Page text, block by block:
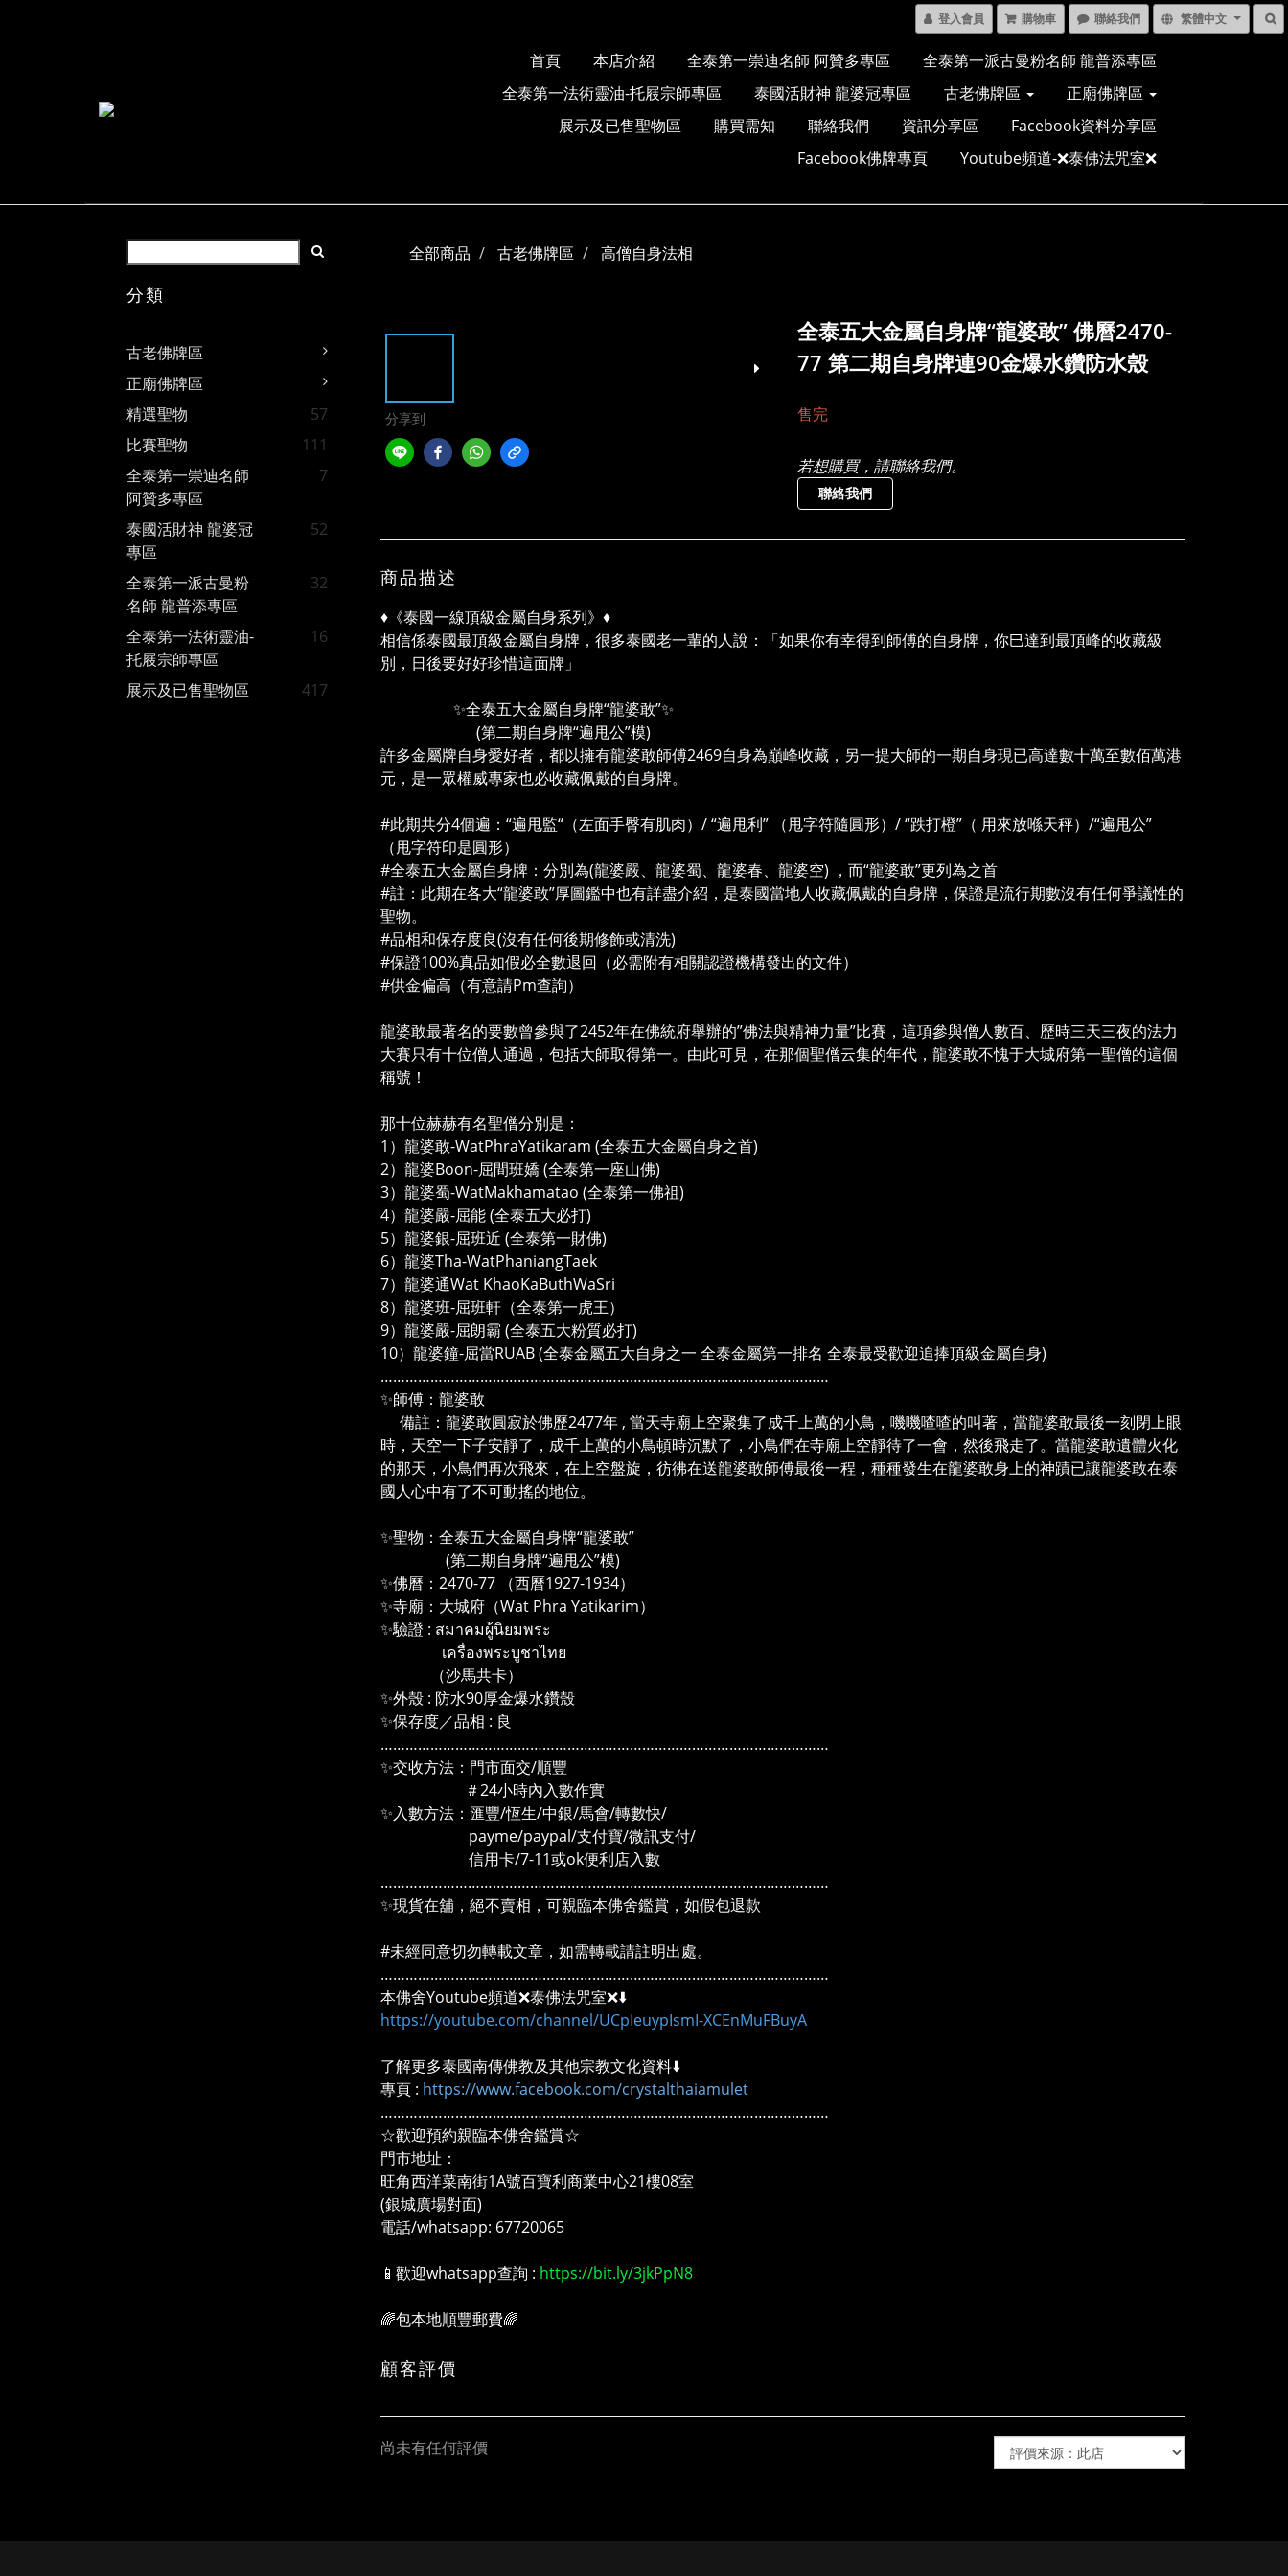
登入會員 購物車 聯絡我們 繁體中文
首頁 本店介紹 全泰第一崇迪名師 阿贊多專區
全泰第一派古曼粉名師 龍普添專區
全泰第一法術靈油-托屐宗師專區
泰國活財神 龍婆冠專區 古老佛牌區
正廟佛牌區
展示及已售聖物區
購買需知 聯絡我們 資訊分享區
Facebook資料分享區
Facebook佛牌專頁
Youtube頻道-❌泰佛法咒室❌
分類
古老佛牌區
正廟佛牌區
精選聖物
57
比賽聖物
111
全泰第一崇迪名師
阿贊多專區
7
泰國活財神 龍婆冠
專區
52
全泰第一派古曼粉
名師 龍普添專區
32
全泰第一法術靈油-
托屐宗師專區
16
展示及已售聖物區 417
全部商品 古老佛牌區 高僧自身法相
分享到
全泰五大金屬自身牌“龍婆敢” 佛曆2470-
77 第二期自身牌連90金爆水鑽防水殼
售完
若想購買，請聯絡我們。
聯絡我們
商品描述
♦️《泰國一線頂級金屬自身系列》♦️
相信係泰國最頂級金屬自身牌，很多泰國老一輩的人說：「如果你有幸得到師傅的自身牌，你巳達到最頂峰的收藏級
別，日後要好好珍惜這面牌」
✨全泰五大金屬自身牌“龍婆敢”✨
(第二期自身牌“遍甩公”模)
許多金屬牌自身愛好者，都以擁有龍婆敢師傅2469自身為巔峰收藏，另一提大師的一期自身現已高達數十萬至數佰萬港
元，是一眾權威專家也必收藏佩戴的自身牌。
#此期共分4個遍：“遍甩監“（左面手臀有肌肉）/ “遍甩利” （甩字符隨圓形）/ “跌打橙”（ 用來放喺天秤）/“遍甩公”
（甩字符印是圓形）
#全泰五大金屬自身牌：分別為(龍婆嚴、龍婆蜀、龍婆春、龍婆空) ，而“龍婆敢”更列為之首
#註：此期在各大“龍婆敢”厚圖鑑中也有詳盡介紹，是泰國當地人收藏佩戴的自身牌，保證是流行期數沒有任何爭議性的
聖物。
#品相和保存度良(沒有任何後期修飾或清洗)
#保證100%真品如假必全數退回（必需附有相關認證機構發出的文件）
#供金偏高（有意請Pm查詢）
龍婆敢最著名的要數曾參與了2452年在佛統府舉辦的”佛法與精神力量”比賽，這項參與僧人數百、歷時三天三夜的法力
大賽只有十位僧人通過，包括大師取得第一。由此可見，在那個聖僧云集的年代，龍婆敢不愧于大城府第一聖僧的這個
稱號！
那十位赫赫有名聖僧分別是：
1）龍婆敢-WatPhraYatikaram (全泰五大金屬自身之首)
2）龍婆Boon-屈間班嬌 (全泰第一座山佛)
3）龍婆蜀-WatMakhamatao (全泰第一佛祖)
4）龍婆嚴-屈能 (全泰五大必打)
5）龍婆銀-屈班近 (全泰第一財佛)
6）龍婆Tha-WatPhaniangTaek
7）龍婆通Wat KhaoKaButhWaSri
8）龍婆班-屈班軒（全泰第一虎王）
9）龍婆嚴-屈朗霸 (全泰五大粉質必打)
10）龍婆鐘-屈當RUAB (全泰金屬五大自身之一 全泰金屬第一排名 全泰最受歡迎追捧頂級金屬自身)
………………………………………………………………………………………………
✨師傅：龍婆敢
備註：龍婆敢圓寂於佛歷2477年 , 當天寺廟上空聚集了成千上萬的小鳥，嘰嘰喳喳的叫著，當龍婆敢最後一刻閉上眼
時，天空一下子安靜了，成千上萬的小鳥頓時沉默了，小鳥們在寺廟上空靜待了一會，然後飛走了。當龍婆敢遺體火化
的那天，小鳥們再次飛來，在上空盤旋，彷彿在送龍婆敢師傅最後一程，種種發生在龍婆敢身上的神蹟已讓龍婆敢在泰
國人心中有了不可動搖的地位。
✨聖物：全泰五大金屬自身牌“龍婆敢”
(第二期自身牌“遍甩公”模)
✨佛曆：2470-77 （西曆1927-1934）
✨寺廟：大城府（Wat Phra Yatikarim）
✨驗證 : สมาคมผู้นิยมพระ
เครื่องพระบูชาไทย
（沙馬共卡）
✨外殼 : 防水90厚金爆水鑽殼
✨保存度／品相 : 良
………………………………………………………………………………………………
✨交收方法：門市面交/順豐
＃24小時內入數作實
✨入數方法：匯豐/恆生/中銀/馬會/轉數快/
payme/paypal/支付寶/微訊支付/
信用卡/7-11或ok便利店入數
………………………………………………………………………………………………
✨現貨在舖，絕不賣相，可親臨本佛舍鑑賞，如假包退款
#未經同意切勿轉載文章，如需轉載請註明出處。
………………………………………………………………………………………………
本佛舍Youtube頻道❌泰佛法咒室❌⬇️
https://youtube.com/channel/UCpIeuypIsmI-XCEnMuFBuyA
了解更多泰國南傳佛教及其他宗教文化資料⬇️
專頁 : https://www.facebook.com/crystalthaiamulet
………………………………………………………………………………………………
☆歡迎預約親臨本佛舍鑑賞☆
門市地址：
旺角西洋菜南街1A號百寶利商業中心21樓08室
(銀城廣場對面)
電話/whatsapp: 67720065
📱歡迎whatsapp查詢 : https://bit.ly/3jkPpN8
🌈包本地順豐郵費🌈
顧客評價
尚未有任何評價